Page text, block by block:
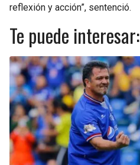
reflexión y acción”, sentenció.
Te puede interesar: